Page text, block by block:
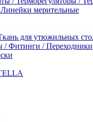
мерительные
для утюжильных
/ Фитинги / Переходники